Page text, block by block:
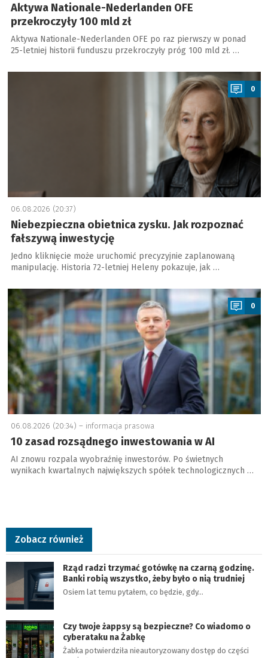
Aktywa Nationale-Nederlanden OFE
przekroczyły 100 mld zł
Aktywa Nationale-Nederlanden OFE po raz pierwszy w ponad
25-letniej historii funduszu przekroczyły próg 100 mld zł. …
a
0
06.08.2026 (20:37)
Niebezpieczna obietnica zysku. Jak rozpoznać
fałszywą inwestycję
Jedno kliknięcie może uruchomić precyzyjnie zaplanowaną
manipulację. Historia 72-letniej Heleny pokazuje, jak …
a
0
06.08.2026 (20:34) – informacja prasowa
10 zasad rozsądnego inwestowania w AI
AI znowu rozpala wyobraźnię inwestorów. Po świetnych
wynikach kwartalnych największych spółek technologicznych …
Zobacz również
Rząd radzi trzymać gotówkę na czarną godzinę.
Banki robią wszystko, żeby było o nią trudniej
Osiem lat temu pytałem, co będzie, gdy…
Czy twoje żappsy są bezpieczne? Co wiadomo o
cyberataku na Żabkę
Żabka potwierdziła nieautoryzowany dostęp do części